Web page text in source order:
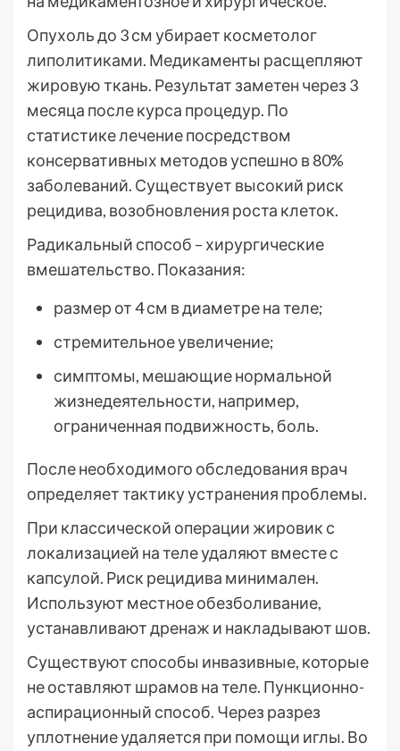
Опухоль до 3 см убирает косметолог
липолитиками. Медикаменты расщепляют
жировую ткань. Результат заметен через 3
месяца после курса процедур. По
статистике лечение посредством
консервативных методов успешно в 80%
заболеваний. Существует высокий риск
рецидива, возобновления роста клеток.
Радикальный способ – хирургические
вмешательство. Показания:
размер от 4 см в диаметре на теле;
стремительное увеличение;
симптомы, мешающие нормальной
жизнедеятельности, например,
ограниченная подвижность, боль.
После необходимого обследования врач
определяет тактику устранения проблемы.
При классической операции жировик с
локализацией на теле удаляют вместе с
капсулой. Риск рецидива минимален.
Используют местное обезболивание,
устанавливают дренаж и накладывают шов.
Существуют способы инвазивные, которые
не оставляют шрамов на теле. Пункционно-
аспирационный способ. Через разрез
уплотнение удаляется при помощи иглы. Во